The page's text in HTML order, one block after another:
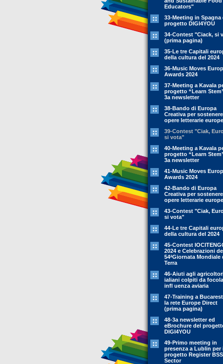
Educators"
33-Meeting in Spagna
progetto DIGI4YOU
34-Contest "Ciack, si
(prima pagina)
35-Le tre Capitali
della cultura del 2024
36-Music Moves
Awards 2024
37-Meeting a Kavala
progetto “Learn
3a newsletter
38-Bando di Europa
Creativa per
opere letterarie
39-Contest "Ciak,
si vota"
40-Meeting a Kavala
progetto “Learn
3a newsletter
41-Music Moves
Awards 2024
42-Bando di Europa
Creativa per
opere letterarie
43-Contest "Ciak,
si vota"
44-Le tre Capitali
della cultura del 2024
45-Contest
2024 e Celebrazioni
54ªGiornata Mondiale
Terra
46-Aiuti agli
ialiani colpiti da
infl uenza aviaria
47-Training a
la rete Europe Direct
(prima pagina)
48-3a newsletter ed
eBrochure del
DIGI4YOU
49-Primo meeting in
presenza a Lublin per
progetto Register BSS
Sector